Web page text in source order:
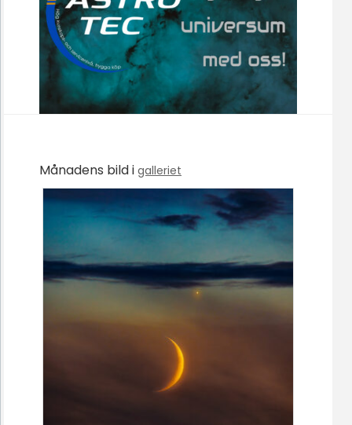
Månadens bild i galleriet